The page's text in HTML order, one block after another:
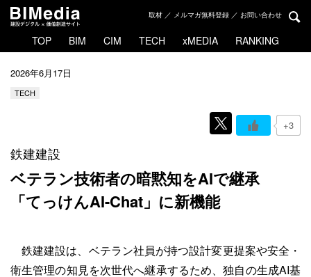
取材 ／ メルマガ無料登録 ／ お問い合わせ
TOP BIM CIM TECH xMEDIA RANKING
2026年6月17日
TECH
+3
鉄建建設
ベテラン技術者の暗黙知をAIで継承
「てっけんAI-Chat」に新機能
鉄建建設は、ベテラン社員が持つ設計変更提案や安全・
衛生管理の知見を次世代へ継承するため、独自の生成AI基